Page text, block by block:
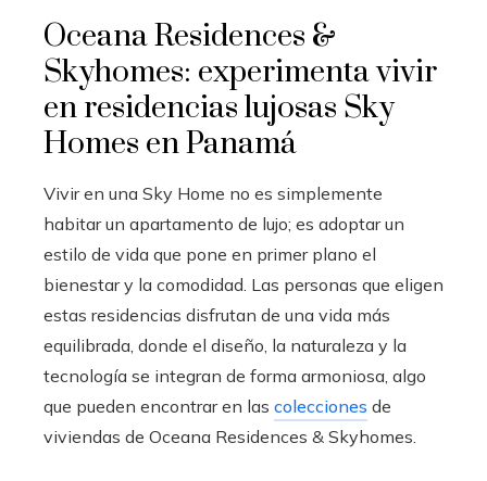
Oceana Residences &
Skyhomes: experimenta vivir
en residencias lujosas Sky
Homes en Panamá
Vivir en una Sky Home no es simplemente
habitar un apartamento de lujo; es adoptar un
estilo de vida que pone en primer plano el
bienestar y la comodidad. Las personas que eligen
estas residencias disfrutan de una vida más
equilibrada, donde el diseño, la naturaleza y la
tecnología se integran de forma armoniosa, algo
que pueden encontrar en las colecciones de
viviendas de Oceana Residences & Skyhomes.